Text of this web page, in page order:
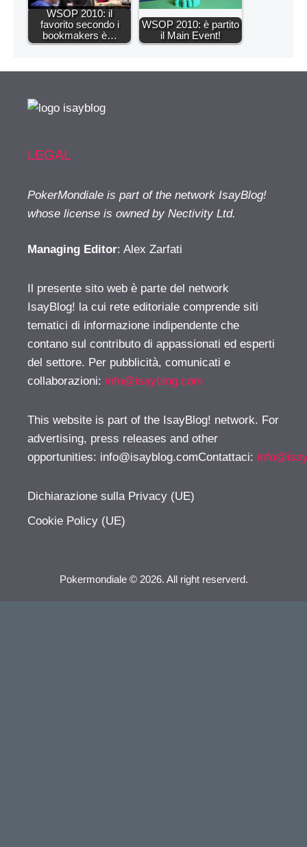
WSOP 2010: il
favorito secondo i
bookmakers è…
WSOP 2010: è partito
il Main Event!
LEGAL
PokerMondiale is part of the network IsayBlog!
whose license is owned by Nectivity Ltd.
Managing Editor: Alex Zarfati
Il presente sito web è parte del network
IsayBlog! la cui rete editoriale comprende siti
tematici di informazione indipendente che
contano sul contributo di appassionati ed esperti
del settore. Per pubblicità, comunicati e
collaborazioni: info@isayblog.com
This website is part of the IsayBlog! network. For
advertising, press releases and other
opportunities: info@isayblog.comContattaci:
Dichiarazione sulla Privacy (UE)
Cookie Policy (UE)
Pokermondiale © 2026. All right reserverd.